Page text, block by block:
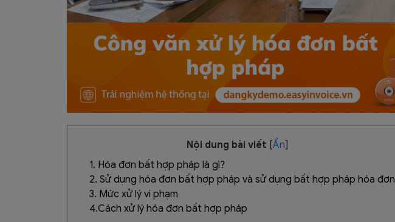
Nội dung bài viết [Ẩn]
1. Hóa đơn bất hợp pháp là gì?
2. Sử dụng hóa đơn bất hợp pháp và sử dụng bất hợp pháp hóa đơn
3. Mức xử lý vi phạm
4.Cách xử lý hóa đơn bất hợp pháp